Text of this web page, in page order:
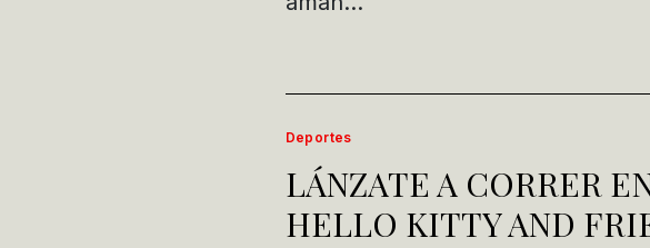
Deportes
LÁNZATE A CORRER
HELLO KITTY AND